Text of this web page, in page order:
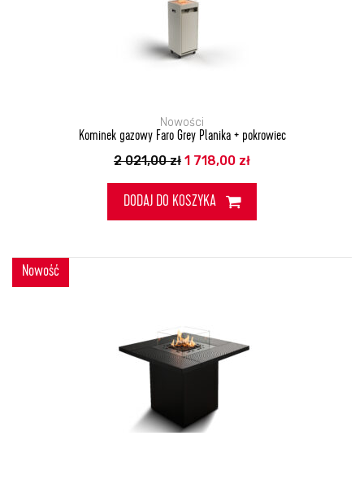
Nowości
Kominek gazowy Faro Grey Planika + pokrowiec
2 021,00zł Pierwotna
wynosiła:
2
021,00 zł.
1 718,00 złAktualna
wynosi:
DODAJ DO KOSZYKA